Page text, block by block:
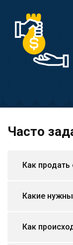
Часто
Как продать
Какие
Как